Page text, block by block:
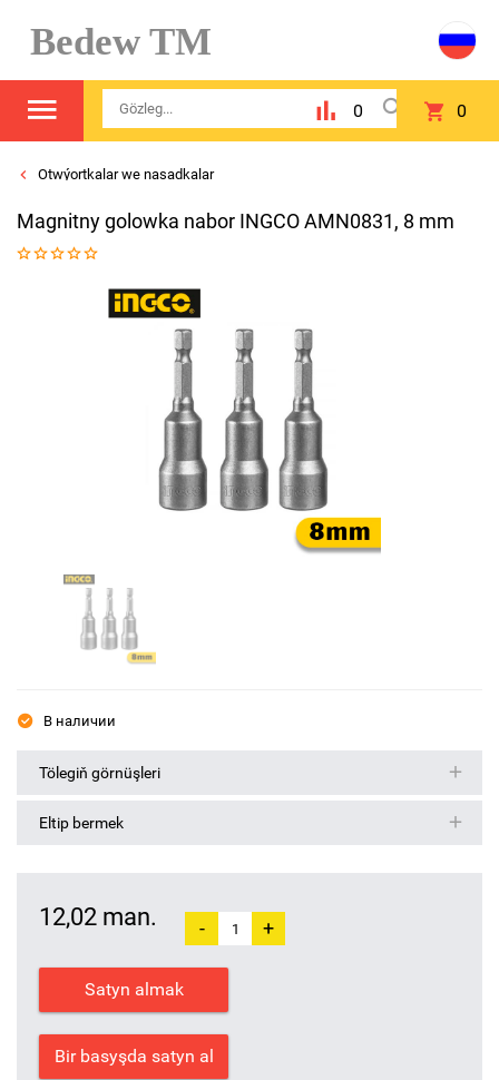
Bedew TM
0 0
Otwýortkalar we nasadkalar
Magnitny golowka nabor INGCO AMN0831, 8 mm
В наличии
Tölegiň görnüşleri
Eltip bermek
12,02 man. - +
Satyn almak
Bir basyşda satyn al